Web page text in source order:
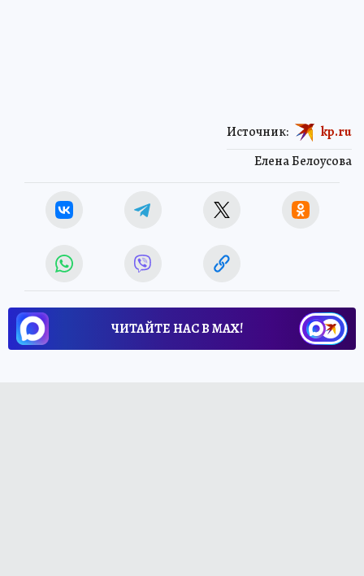
Елена Белоусова
Источник: kp.ru
ЧИТАЙТЕ НАС В МАХ!